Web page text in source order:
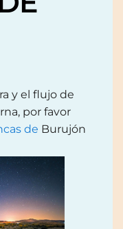
y el flujo de
por favor
de Burujón